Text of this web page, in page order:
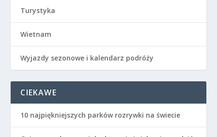
Wietnam
Wyjazdy sezonowe i kalendarz podróży
CIEKAWE
Gniezno w deszczu: jak aktywnie i ciekawie spędzić
czas mimo pogody